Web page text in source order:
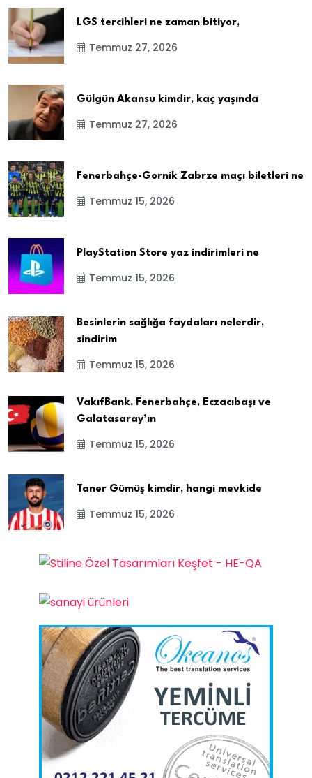
LGS tercihleri ne zaman bitiyor,
Temmuz 27, 2026
Gülgün Akansu kimdir, kaç yaşında
Temmuz 27, 2026
Fenerbahçe-Gornik Zabrze maçı biletleri ne
Temmuz 15, 2026
PlayStation Store yaz indirimleri ne
Temmuz 15, 2026
Besinlerin sağlığa faydaları nelerdir,
sindirim
Temmuz 15, 2026
VakıfBank, Fenerbahçe, Eczacıbaşı ve
Galatasaray’ın
Temmuz 15, 2026
Taner Gümüş kimdir, hangi mevkide
Temmuz 15, 2026